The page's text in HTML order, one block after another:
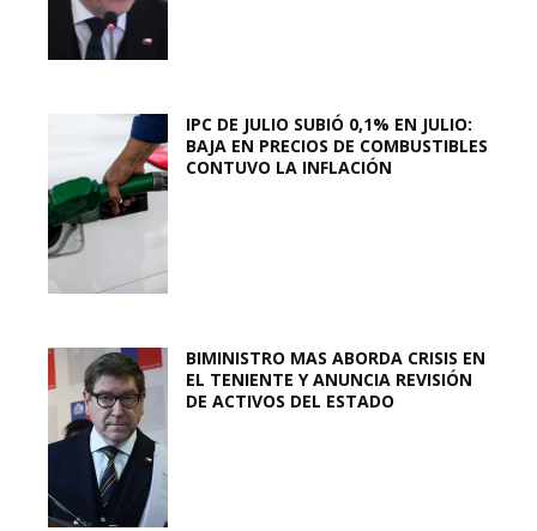
IPC DE JULIO SUBIÓ 0,1% EN JULIO:
BAJA EN PRECIOS DE COMBUSTIBLES
CONTUVO LA INFLACIÓN
BIMINISTRO MAS ABORDA CRISIS EN
EL TENIENTE Y ANUNCIA REVISIÓN
DE ACTIVOS DEL ESTADO